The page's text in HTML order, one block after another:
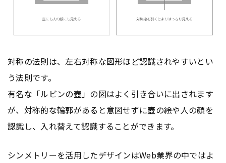
対称の法則は、左右対称な図形ほど認識されやすいとい
う法則です。
有名な「ルビンの壺」の図はよく引き合いに出されます
が、対称的な輪郭があると意図せずに壺の絵や人の顔を
認識し、入れ替えて認識することができます。
シンメトリーを活用したデザインはWeb業界の中ではよ